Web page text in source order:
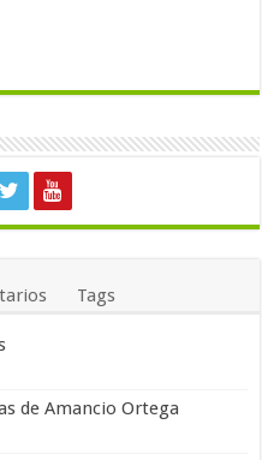
Tags
de Amancio Ortega